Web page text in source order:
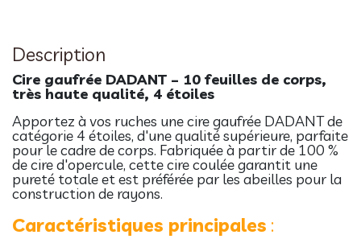
Description
Cire gaufrée DADANT – 10 feuilles de corps,
très haute qualité, 4 étoiles
Apportez à vos ruches une cire gaufrée DADANT de
catégorie 4 étoiles, d'une qualité supérieure, parfaite
pour le cadre de corps. Fabriquée à partir de 100 %
de cire d'opercule, cette cire coulée garantit une
pureté totale et est préférée par les abeilles pour la
construction de rayons.
Caractéristiques principales :